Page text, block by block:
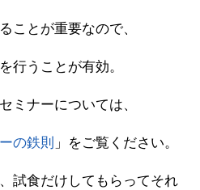
ことが重要なので、
行うことが有効。
ナーについては、
の鉄則 」をご覧ください。
試食だけしてもらってそれ